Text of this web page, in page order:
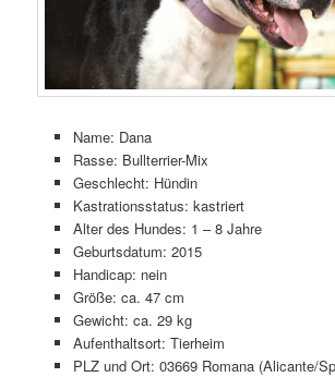
Name: Dana
Rasse: Bullterrier-Mix
Geschlecht: Hündin
Kastrationsstatus: kastriert
Alter des Hundes: 1 – 8 Jahre
Geburtsdatum: 2015
Handicap: nein
Größe: ca. 47 cm
Gewicht: ca. 29 kg
Aufenthaltsort: Tierheim
PLZ und Ort: 03669 Romana (Alicante/